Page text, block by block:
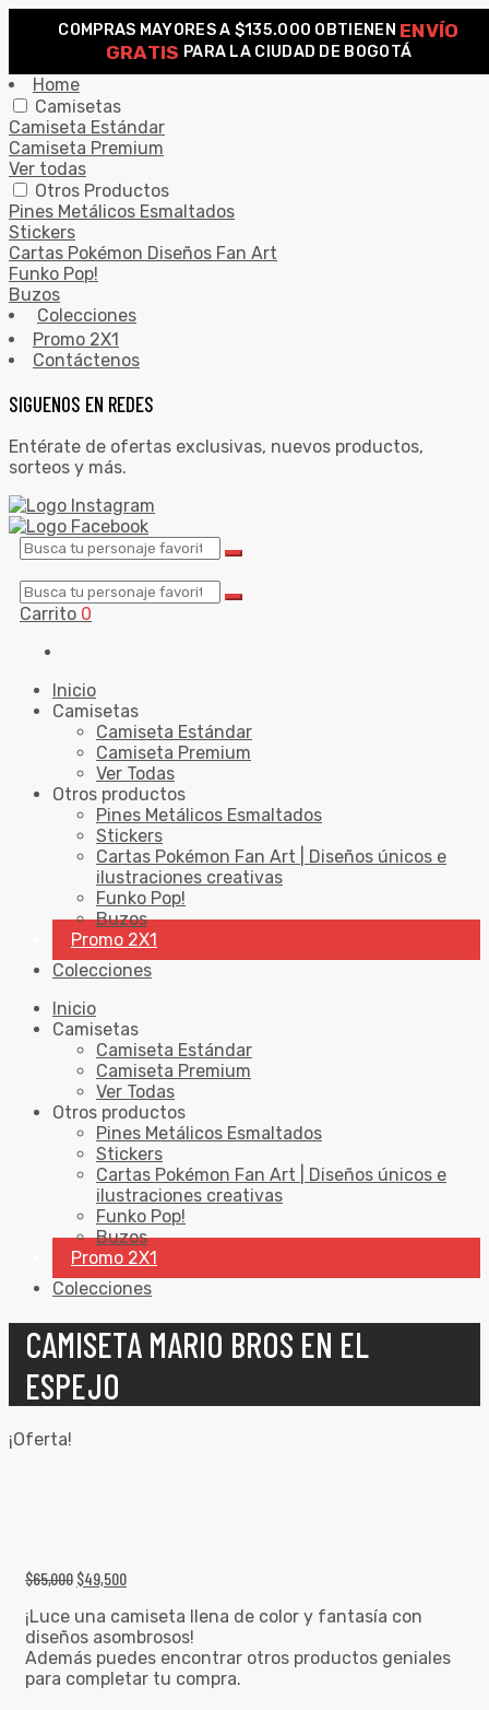
COMPRAS MAYORES A $135.000 OBTIENEN ENVÍO
GRATIS PARA LA CIUDAD DE BOGOTÁ
SEARCH
Home
Camisetas
Camiseta Estándar
Camiseta Premium
Ver todas
Otros Productos
Pines Metálicos Esmaltados
Stickers
Cartas Pokémon Diseños Fan Art
Funko Pop!
Buzos
Colecciones
Promo 2X1
Contáctenos
SIGUENOS EN REDES
Entérate de ofertas exclusivas, nuevos productos,
sorteos y más.
Carrito 0
Inicio
Camisetas
Camiseta Estándar
Camiseta Premium
Ver Todas
Otros productos
Pines Metálicos Esmaltados
Stickers
Cartas Pokémon Fan Art | Diseños únicos e
ilustraciones creativas
Funko Pop!
Buzos
Promo 2X1
Colecciones
Inicio
Camisetas
Camiseta Estándar
Camiseta Premium
Ver Todas
Otros productos
Pines Metálicos Esmaltados
Stickers
Cartas Pokémon Fan Art | Diseños únicos e
ilustraciones creativas
Funko Pop!
Buzos
Promo 2X1
Colecciones
CAMISETA MARIO BROS EN EL
ESPEJO
¡Oferta!
$65,000 $49,500
¡Luce una camiseta llena de color y fantasía con
diseños asombrosos!
Además puedes encontrar otros productos geniales
para completar tu compra.